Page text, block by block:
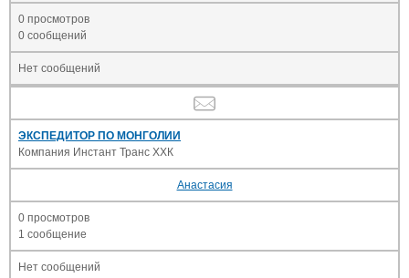
0 просмотров
0 сообщений
Нет сообщений
ЭКСПЕДИТОР ПО МОНГОЛИИ
Компания Инстант Транс ХХК
Анастасия
0 просмотров
1 сообщение
Нет сообщений